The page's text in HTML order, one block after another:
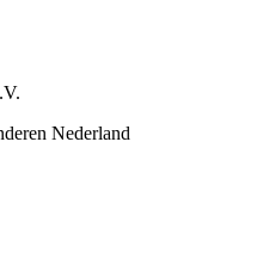
Nederland